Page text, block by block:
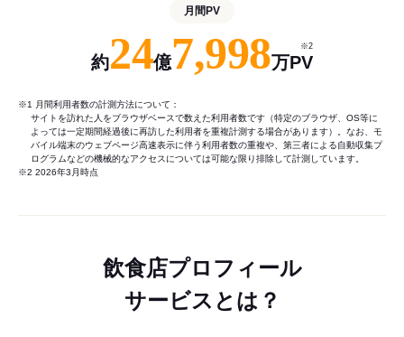
月間PV
約24億7,998万PV
※2
※1 月間利用者数の計測方法について：
サイトを訪れた人をブラウザベースで数えた利用者数です（特定のブラウザ、OS等に
よっては一定期間経過後に再訪した利用者を重複計測する場合があります）。なお、モ
バイル端末のウェブページ高速表示に伴う利用者数の重複や、第三者による自動収集プ
ログラムなどの機械的なアクセスについては可能な限り排除して計測しています。
※2 2026年3月時点
飲食店プロフィール
サービスとは？